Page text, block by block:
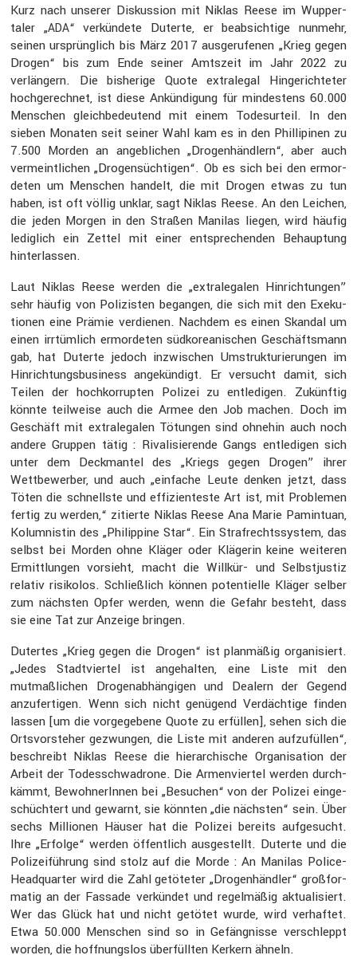
Kurz nach unserer Diskus­sion mit Niklas Reese im Wupper­
taler „ADA“ verkün­dete Duterte, er beabsich­tige nunmehr,
seinen ursprüng­lich bis März 2017 ausge­ru­fenen „Krieg gegen
Drogen“ bis zum Ende seiner Amtszeit im Jahr 2022 zu
verlän­gern. Die bishe­rige Quote extra­legal Hinge­rich­teter
hochge­rechnet, ist diese Ankün­di­gung für mindes­tens 60.000
Menschen gleich­be­deu­tend mit einem Todes­ur­teil. In den
sieben Monaten seit seiner Wahl kam es in den Philli­pinen zu
7.500 Morden an angeb­li­chen „Drogen­händ­lern“, aber auch
vermeint­li­chen „Drogen­süch­tigen“. Ob es sich bei den ermor­
deten um Menschen handelt, die mit Drogen etwas zu tun
haben, ist oft völlig unklar, sagt Niklas Reese. An den Leichen,
die jeden Morgen in den Straßen Manilas liegen, wird häufig
ledig­lich ein Zettel mit einer entspre­chenden Behaup­tung
hinter­lassen.
Laut Niklas Reese werden die „extra­le­galen Hinrich­tungen”
sehr häufig von Polizisten begangen, die sich mit den Exeku­
tionen eine Prämie verdienen. Nachdem es einen Skandal um
einen irrtüm­lich ermor­deten südko­rea­ni­schen Geschäfts­mann
gab, hat Duterte jedoch inzwi­schen Umstruk­tu­rie­rungen im
Hinrich­tungs­busi­ness angekün­digt. Er versucht damit, sich
Teilen der hochkor­rupten Polizei zu entle­digen. Zukünftig
könnte teilweise auch die Armee den Job machen. Doch im
Geschäft mit extra­le­galen Tötungen sind ohnehin auch noch
andere Gruppen tätig : Rivali­sie­rende Gangs entle­digen sich
unter dem Deckmantel des „Kriegs gegen Drogen” ihrer
Wettbe­werber, und auch „einfache Leute denken jetzt, dass
Töten die schnellste und effizi­en­teste Art ist, mit Problemen
fertig zu werden,“ zitierte Niklas Reese Ana Marie Pamin­tuan,
Kolum­nistin des „Philip­pine Star“. Ein Straf­rechts­system, das
selbst bei Morden ohne Kläger oder Klägerin keine weiteren
Ermitt­lungen vorsieht, macht die Willkür- und Selbst­justiz
relativ risikolos. Schließ­lich können poten­ti­elle Kläger selber
zum nächsten Opfer werden, wenn die Gefahr besteht, dass
sie eine Tat zur Anzeige bringen.
Dutertes „Krieg gegen die Drogen“ ist planmäßig organi­siert.
„Jedes Stadt­viertel ist angehalten, eine Liste mit den
mutmaß­li­chen Drogen­ab­hän­gigen und Dealern der Gegend
anzufer­tigen. Wenn sich nicht genügend Verdäch­tige finden
lassen [um die vorge­ge­bene Quote zu erfüllen], sehen sich die
Ortsvor­steher gezwungen, die Liste mit anderen aufzu­füllen“,
beschreibt Niklas Reese die hierar­chi­sche Organi­sa­tion der
Arbeit der Todes­schwa­drone. Die Armen­viertel werden durch­
kämmt, Bewoh­ne­rInnen bei „Besuchen“ von der Polizei einge­
schüch­tert und gewarnt, sie könnten „die nächsten“ sein. Über
sechs Millionen Häuser hat die Polizei bereits aufge­sucht.
Ihre „Erfolge“ werden öffent­lich ausge­stellt. Duterte und die
Polizei­füh­rung sind stolz auf die Morde : An Manilas Police-
Headquarter wird die Zahl getöteter „Drogen­händler“ großfor­
matig an der Fassade verkündet und regel­mäßig aktua­li­siert.
Wer das Glück hat und nicht getötet wurde, wird verhaftet.
Etwa 50.000 Menschen sind so in Gefäng­nisse verschleppt
worden, die hoffnungslos überfüllten Kerkern ähneln.